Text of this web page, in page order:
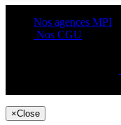
Nos agences MPI
Nos CGU
×Close